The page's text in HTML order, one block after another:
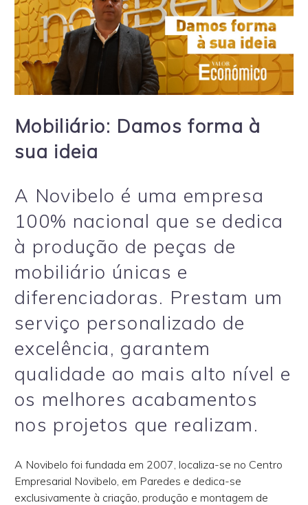
Mobiliário: Damos forma à
sua ideia
A Novibelo é uma empresa
100% nacional que se dedica
à produção de peças de
mobiliário únicas e
diferenciadoras. Prestam um
serviço personalizado de
excelência, garantem
qualidade ao mais alto nível e
os melhores acabamentos
nos projetos que realizam.
A Novibelo foi fundada em 2007, localiza-se no Centro
Empresarial Novibelo, em Paredes e dedica-se
exclusivamente à criação, produção e montagem de